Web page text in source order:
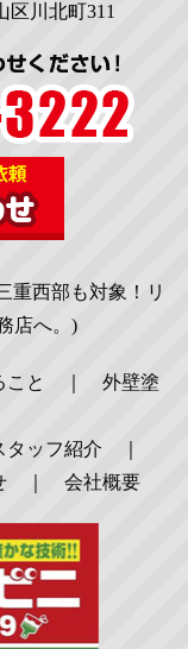
川北町311
重西部も対象！リ
店へ。)
こと
外壁塗
タッフ紹介
会社概要